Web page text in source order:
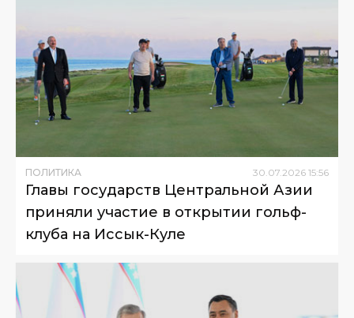
ПОЛИТИКА 30.07.2026 15:56
Главы государств Центральной Азии
приняли участие в открытии гольф-
клуба на Иссык-Куле